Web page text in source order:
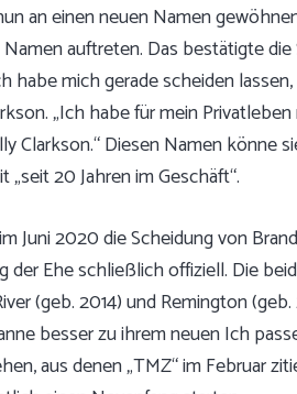
an einen neuen Namen
auftreten. Das bestätigte die
habe mich gerade scheiden
„Ich habe für mein
Clarkson.“ Diesen Namen könne
20 Jahren im Geschäft“.
Juni 2020 die Scheidung von
der Ehe schließlich offiziell. Die
(geb. 2014) und Remington
besser zu ihrem neuen Ich
aus denen „TMZ“ im Februar